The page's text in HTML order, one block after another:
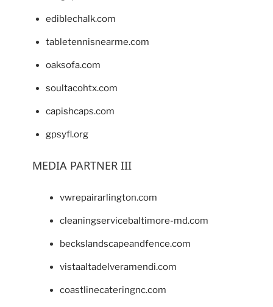
ediblechalk.com
tabletennisnearme.com
oaksofa.com
soultacohtx.com
capishcaps.com
gpsyfl.org
MEDIA PARTNER III
vwrepairarlington.com
cleaningservicebaltimore-md.com
beckslandscapeandfence.com
vistaaltadelveramendi.com
coastlinecateringnc.com